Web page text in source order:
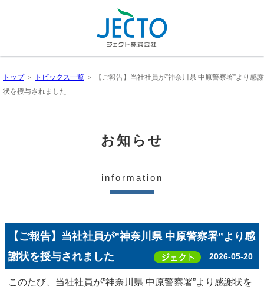
トップ＞ トピックス一覧 ＞ 【ご報告】当社社員が”神奈川県 中原警察署”より感謝
状を授与されました
お知らせ
information
【ご報告】当社社員が”神奈川県 中原警察署”より感
謝状を授与されました
2026-05-20
このたび、当社社員が”神奈川県 中原警察署”より感謝状を